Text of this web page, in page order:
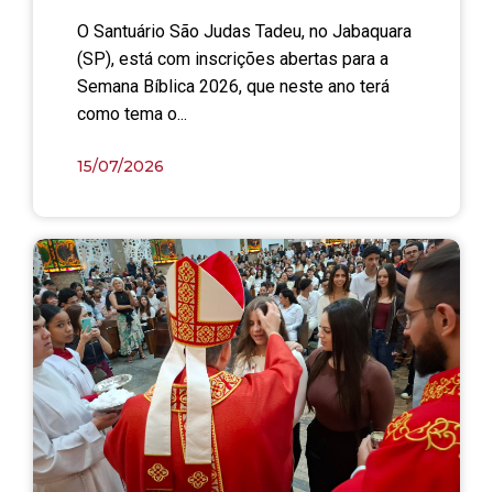
O Santuário São Judas Tadeu, no Jabaquara
(SP), está com inscrições abertas para a
Semana Bíblica 2026, que neste ano terá
como tema o...
15/07/2026